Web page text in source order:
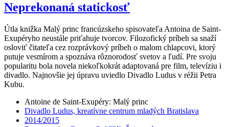
Neprekonaná statickosť
Útla knižka Malý princ francúzskeho spisovateľa Antoina de Saint-
Exupéryho neustále priťahuje tvorcov. Filozofický príbeh sa snaží
osloviť čitateľa cez rozprávkový príbeh o malom chlapcovi, ktorý
putuje vesmírom a spoznáva rôznorodosť svetov a ľudí. Pre svoju
popularitu bola novela niekoľkokrát adaptovaná pre film, televíziu i
divadlo. Najnovšie jej úpravu uviedlo Divadlo Ludus v réžii Petra
Kubu.
Antoine de Saint-Exupéry: Malý princ
Divadlo Ludus, kreatívne centrum mladých Bratislava
2014/2015